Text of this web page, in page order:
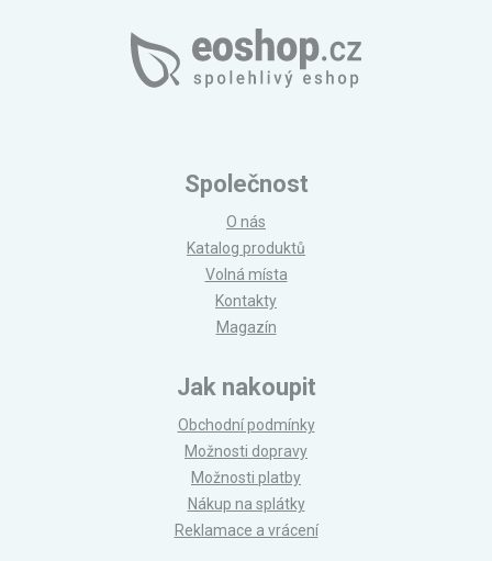
Společnost
O nás
Katalog produktů
Volná místa
Kontakty
Magazín
Jak nakoupit
Obchodní podmínky
Možnosti dopravy
Možnosti platby
Nákup na splátky
Reklamace a vrácení